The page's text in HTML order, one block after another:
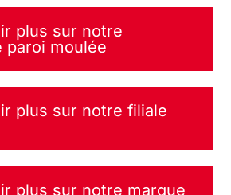
plus sur notre
paroi moulée
plus sur notre filiale
plus sur notre marque